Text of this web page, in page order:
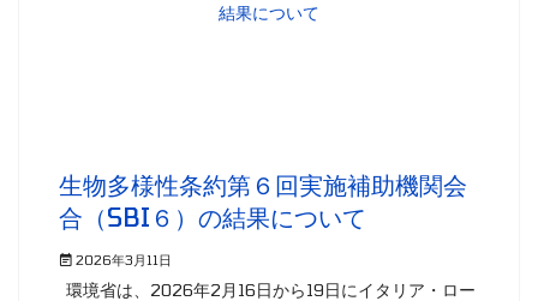
生物多様性条約第６回実施補助機関会
合（SBI６）の結果について
2026年3月11日
環境省は、2026年2月16日から19日にイタリア・ロー